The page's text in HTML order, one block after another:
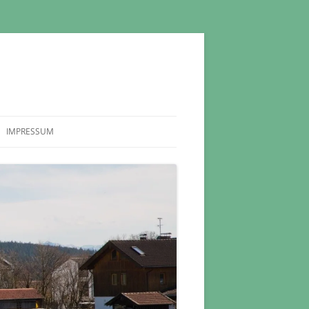
IMPRESSUM